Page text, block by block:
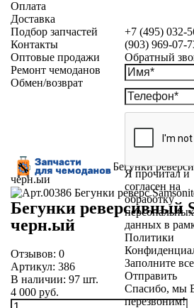
+7 (495) 032-
(903) 969-07-
Обратный
Я прочитал и
согласен на
обработку
персональных
данных в
Политики
Заполните
Отправить
Спасибо, мы
перезвоним!
Оплата
Доставка
Подбор запчастей
Контакты
Оптовые продажи
Ремонт чемоданов
Обмен/возврат
Каталог»Бегунки» Бегунки
черн.ый
Бегунки реверсивный
черн.ый
Отзывов: 0
Артикул: 386
В наличии: 97 шт.
4 000 руб.